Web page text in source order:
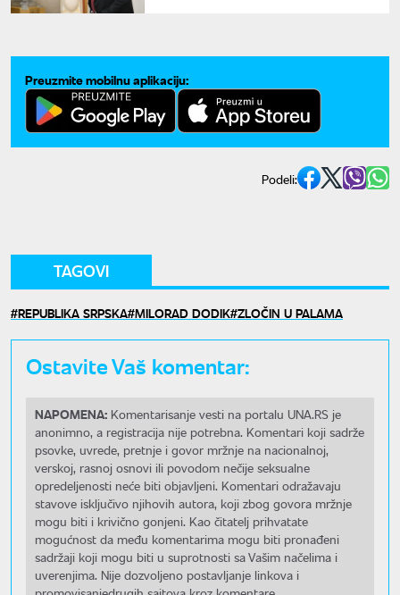
Preuzmite mobilnu aplikaciju:
Podeli:
TAGOVI
REPUBLIKA SRPSKA MILORAD DODIK ZLOČIN U PALAMA
Ostavite Vaš komentar:
NAPOMENA: Komentarisanje vesti na portalu UNA.RS je
anonimno, a registracija nije potrebna. Komentari koji sadrže
psovke, uvrede, pretnje i govor mržnje na nacionalnoj,
verskoj, rasnoj osnovi ili povodom nečije seksualne
opredeljenosti neće biti objavljeni. Komentari odražavaju
stavove isključivo njihovih autora, koji zbog govora mržnje
mogu biti i krivično gonjeni. Kao čitatelj prihvatate
mogućnost da među komentarima mogu biti pronađeni
sadržaji koji mogu biti u suprotnosti sa Vašim načelima i
uverenjima. Nije dozvoljeno postavljanje linkova i